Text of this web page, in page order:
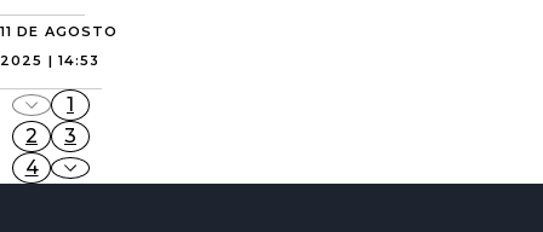
11 DE AGOSTO
2025 | 14:53
1
2
3
4